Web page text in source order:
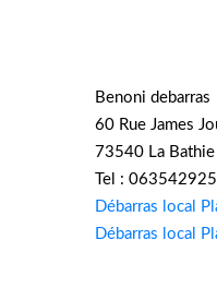
Benoni debarras
60 Rue James
73540 La Bathie
Tel :
Débarras local
Débarras local